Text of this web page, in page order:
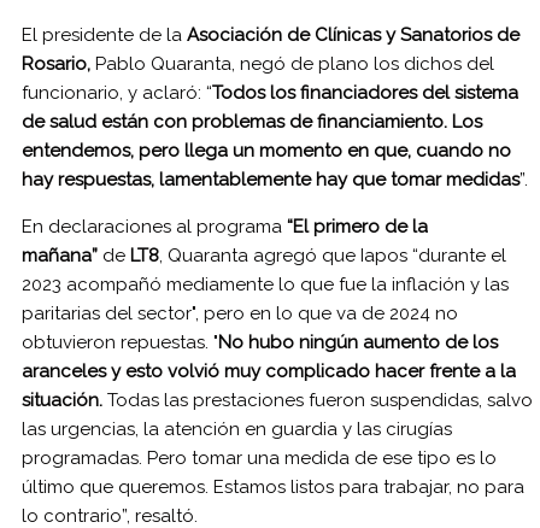
El presidente de la Asociación de Clínicas y Sanatorios de
Rosario, Pablo Quaranta, negó de plano los dichos del
funcionario, y aclaró: “Todos los financiadores del sistema
de salud están con problemas de financiamiento. Los
entendemos, pero llega un momento en que, cuando no
hay respuestas, lamentablemente hay que tomar medidas”.
En declaraciones al programa “El primero de la
mañana” de LT8, Quaranta agregó que Iapos “durante el
2023 acompañó mediamente lo que fue la inflación y las
paritarias del sector", pero en lo que va de 2024 no
obtuvieron repuestas. "No hubo ningún aumento de los
aranceles y esto volvió muy complicado hacer frente a la
situación. Todas las prestaciones fueron suspendidas, salvo
las urgencias, la atención en guardia y las cirugías
programadas. Pero tomar una medida de ese tipo es lo
último que queremos. Estamos listos para trabajar, no para
lo contrario”, resaltó.